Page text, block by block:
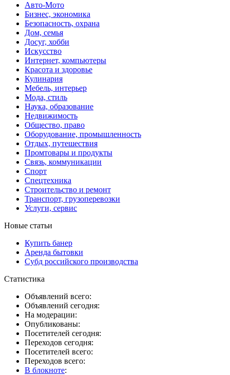
Авто-Мото
Бизнес, экономика
Безопасность, охрана
Дом, семья
Досуг, хобби
Искусство
Интернет, компьютеры
Красота и здоровье
Кулинария
Мебель, интерьер
Мода, стиль
Наука, образование
Недвижимость
Общество, право
Оборудование, промышленность
Отдых, путешествия
Промтовары и продукты
Связь, коммуникации
Спорт
Спецтехника
Строительство и ремонт
Транспорт, грузоперевозки
Услуги, сервис
Новые статьи
Купить банер
Аренда бытовки
Субд российского производства
Статистика
Объявлений всего:
Объявлений сегодня:
На модерации:
Опубликованы:
Посетителей сегодня:
Переходов сегодня:
Посетителей всего:
Переходов всего:
В блокноте: